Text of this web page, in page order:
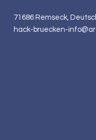
71686 Remseck,
hack-bruecken-